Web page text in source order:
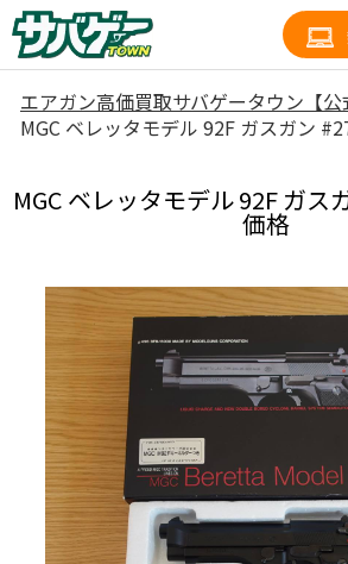
エアガン高価買取サバゲータウン【公
MGC ベレッタモデル 92F ガスガン
MGC ベレッタモデル 92F ガス
価格